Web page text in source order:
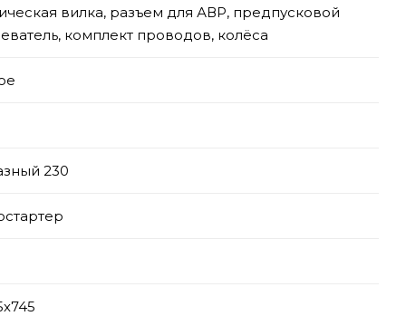
вилка, разъем для АВР, предпусковой
комплект проводов, колёса
230